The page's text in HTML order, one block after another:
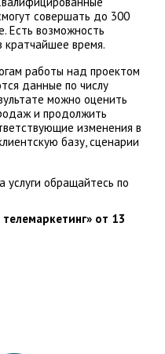
совершать до 300
Есть возможность
время.
работы над проектом
данные по числу
можно оценить
и продолжить
изменения в
базу, сценарии
услуги обращайтесь по
от 13